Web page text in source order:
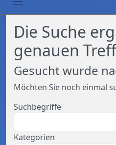
Die Suche
genauen
Gesucht wurde
Möchten Sie noch einmal
Suchbegriffe
Kategorien